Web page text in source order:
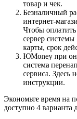
товар и чек.
Безналичный
интернет-
Чтобы оплатить
сервер
карты, срок
ЮMoney при
система
сервиса. Здесь
инструкции.
Экономьте время на
доступно 4 варианта